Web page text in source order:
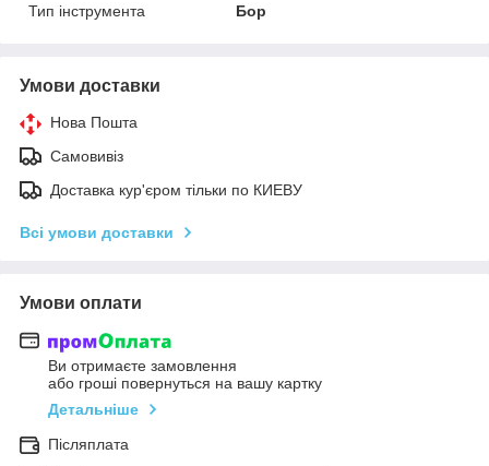
Тип інструмента
Бор
Умови доставки
Нова Пошта
Самовивіз
Доставка кур'єром тільки по КИЕВУ
Всі умови доставки
Умови оплати
Ви отримаєте замовлення
або гроші повернуться на вашу картку
Детальніше
Післяплата